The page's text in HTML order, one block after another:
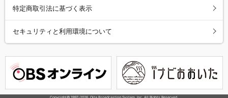
特定商取引法に基づく表示
セキュリティと利用環境について